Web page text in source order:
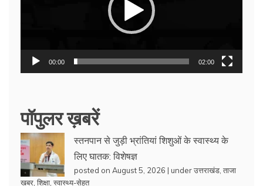
00:00 02:00
पॉपुलर ख़बरें
स्तनपान से जुड़ी भ्रांतियां शिशुओं के स्वास्थ्य के
लिए घातक: विशेषज्ञ
posted on August 5, 2026 | underउत्तराखंड ताजा
खबर शिक्षा स्वास्थ्य-सेहत